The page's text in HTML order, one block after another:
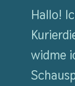
Hallo!
widme